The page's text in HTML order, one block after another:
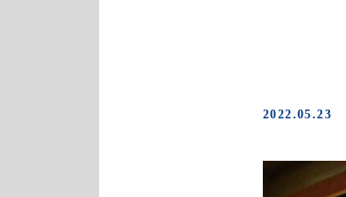
2022.05.23